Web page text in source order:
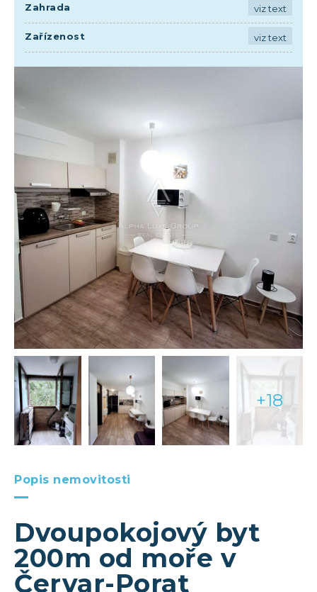
+18
Popis nemovitosti
Dvoupokojový byt
200m od moře v
Červar-Porat
Zahrada viz text
Zařízenost viz text